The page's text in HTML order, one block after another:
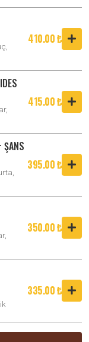
410.00 ₺
415.00 ₺
ŞANS
395.00 ₺
350.00 ₺
335.00 ₺